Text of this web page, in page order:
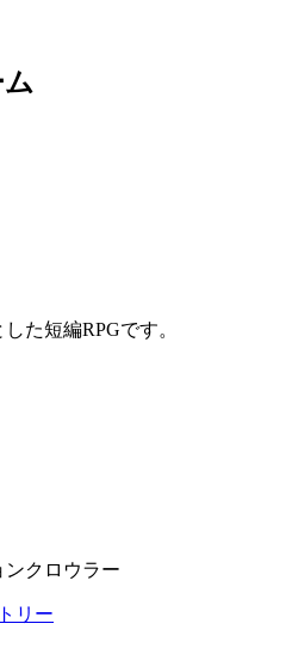
た短編RPGです。
ンクロウラー